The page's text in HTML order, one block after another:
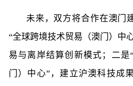
未来，双方将合作在澳门
“全球跨境技术贸易（澳门）中
易与离岸结算创新模式；二是
门）中心”，建立沪澳科技成